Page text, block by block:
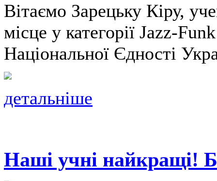
Вітаємо Зарецьку Кіру,
місце у категорії Jazz-
Національної Єдності
детальніше
Наші учні найкращі!